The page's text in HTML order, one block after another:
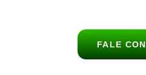
FALE